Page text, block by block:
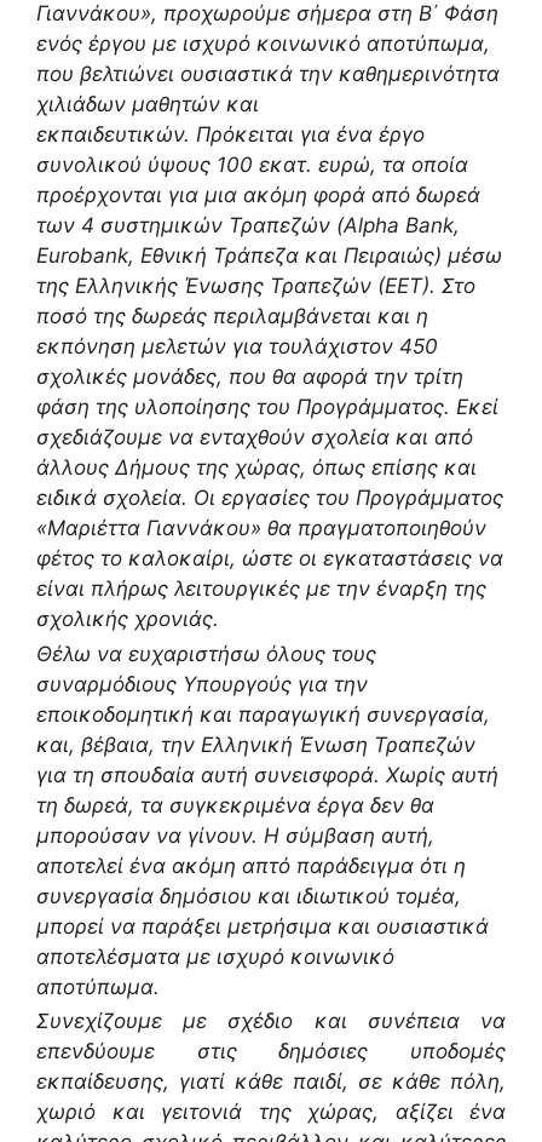
Γιαννάκου», προχωρούμε σήμερα στη Β΄ Φάση
ενός έργου με ισχυρό κοινωνικό αποτύπωμα,
που βελτιώνει ουσιαστικά την καθημερινότητα
χιλιάδων μαθητών και
εκπαιδευτικών. Πρόκειται για ένα έργο
συνολικού ύψους 100 εκατ. ευρώ, τα οποία
προέρχονται για μια ακόμη φορά από δωρεά
των 4 συστημικών Τραπεζών (Alpha Βank,
Eurobank, Εθνική Τράπεζα και Πειραιώς) μέσω
της Ελληνικής Ένωσης Τραπεζών (ΕΕΤ). Στο
ποσό της δωρεάς περιλαμβάνεται και η
εκπόνηση μελετών για τουλάχιστον 450
σχολικές μονάδες, που θα αφορά την τρίτη
φάση της υλοποίησης του Προγράμματος. Εκεί
σχεδιάζουμε να ενταχθούν σχολεία και από
άλλους Δήμους της χώρας, όπως επίσης και
ειδικά σχολεία. Οι εργασίες του Προγράμματος
«Μαριέττα Γιαννάκου» θα πραγματοποιηθούν
φέτος το καλοκαίρι, ώστε οι εγκαταστάσεις να
είναι πλήρως λειτουργικές με την έναρξη της
σχολικής χρονιάς.
Θέλω να ευχαριστήσω όλους τους
συναρμόδιους Υπουργούς για την
εποικοδομητική και παραγωγική συνεργασία,
και, βέβαια, την Ελληνική Ένωση Τραπεζών
για τη σπουδαία αυτή συνεισφορά. Χωρίς αυτή
τη δωρεά, τα συγκεκριμένα έργα δεν θα
μπορούσαν να γίνουν. Η σύμβαση αυτή,
αποτελεί ένα ακόμη απτό παράδειγμα ότι η
συνεργασία δημόσιου και ιδιωτικού τομέα,
μπορεί να παράξει μετρήσιμα και ουσιαστικά
αποτελέσματα με ισχυρό κοινωνικό
αποτύπωμα.
Συνεχίζουμε με σχέδιο και συνέπεια να
επενδύουμε στις δημόσιες υποδομές
εκπαίδευσης, γιατί κάθε παιδί, σε κάθε πόλη,
χωριό και γειτονιά της χώρας, αξίζει ένα